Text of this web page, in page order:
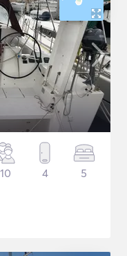
10 4 5